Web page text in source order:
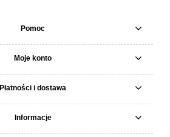
Pomoc
Moje konto
Płatności i dostawa
Informacje